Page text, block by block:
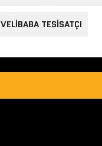
VELIBABA TESISATÇI